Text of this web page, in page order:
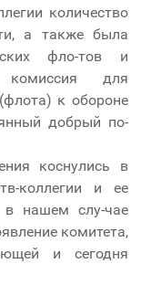
количество
а также была
фло-тов и
комиссия для
к обороне
добрый по-
коснулись в
коллегии и ее
нашем слу-чае
комитета,
и сегодня